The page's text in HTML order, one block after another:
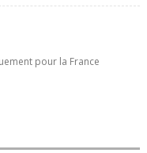
pour la France